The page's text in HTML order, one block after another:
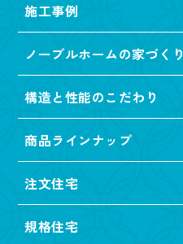
施工事例
ノーブルホームの家づくり
構造と性能のこだわり
商品ラインナップ
注文住宅
規格住宅